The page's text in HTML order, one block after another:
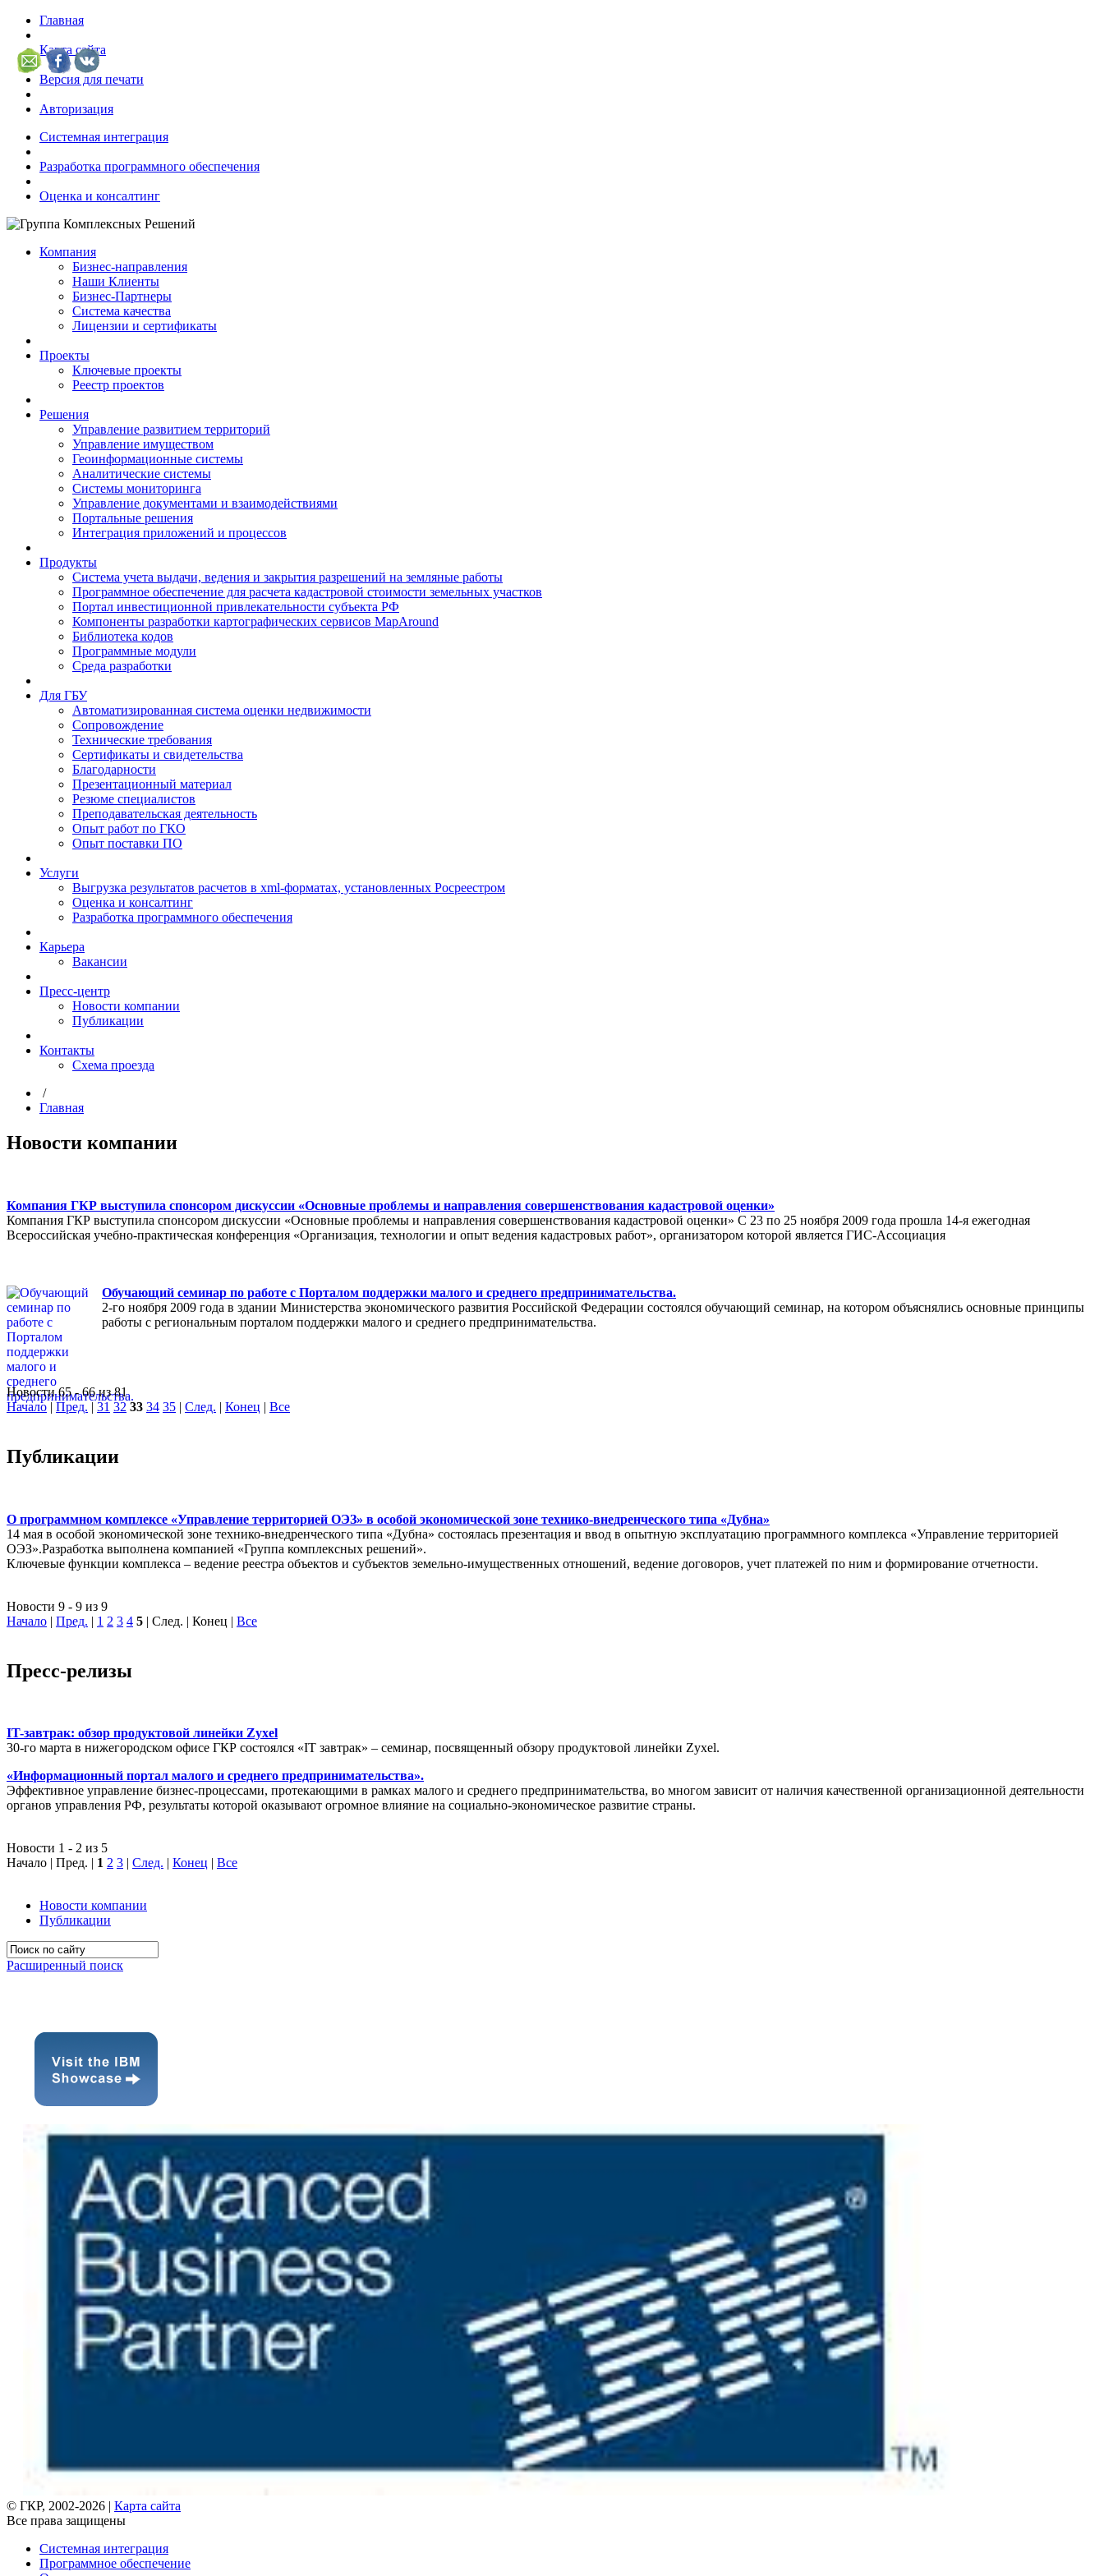
Главная
Карта сайта
Версия для печати
Авторизация
Системная интеграция
Разработка программного обеспечения
Оценка и консалтинг
Компания
Бизнес-направления
Наши Клиенты
Бизнес-Партнеры
Система качества
Лицензии и сертификаты
Проекты
Ключевые проекты
Реестр проектов
Решения
Управление развитием территорий
Управление имуществом
Геоинформационные системы
Аналитические системы
Системы мониторинга
Управление документами и взаимодействиями
Портальные решения
Интеграция приложений и процессов
Продукты
Система учета выдачи, ведения и закрытия разрешений на земляные работы
Программное обеспечение для расчета кадастровой стоимости земельных участков
Портал инвестиционной привлекательности субъекта РФ
Компоненты разработки картографических сервисов MapAround
Библиотека кодов
Программные модули
Среда разработки
Для ГБУ
Автоматизированная система оценки недвижимости
Сопровождение
Технические требования
Сертификаты и свидетельства
Благодарности
Презентационный материал
Резюме специалистов
Преподавательская деятельность
Опыт работ по ГКО
Опыт поставки ПО
Услуги
Выгрузка результатов расчетов в xml-форматах, установленных Росреестром
Оценка и консалтинг
Разработка программного обеспечения
Карьера
Вакансии
Пресс-центр
Новости компании
Публикации
Контакты
Схема проезда
/
Главная
Новости компании
Компания ГКР выступила спонсором дискуссии «Основные проблемы и направления совершенствования кадастровой оценки»
Компания ГКР выступила спонсором дискуссии «Основные проблемы и направления совершенствования кадастровой оценки» С 23 по 25 ноября 2009 года прошла 14-я ежегодная
Всероссийская учебно-практическая конференция «Организация, технологии и опыт ведения кадастровых работ», организатором которой является ГИС-Ассоциация
Обучающий семинар по работе с Порталом поддержки малого и среднего предпринимательства.
2-го ноября 2009 года в здании Министерства экономического развития Российской Федерации состоялся обучающий семинар, на котором объяснялись основные принципы
работы с региональным порталом поддержки малого и среднего предпринимательства.
Новости 65 - 66 из 81
Начало | Пред. | 31 32 33 34 35 | След. | Конец | Все
Публикации
О программном комплексе «Управление территорией ОЭЗ» в особой экономической зоне технико-внедренческого типа «Дубна»
14 мая в особой экономической зоне технико-внедренческого типа «Дубна» состоялась презентация и ввод в опытную эксплуатацию программного комплекса «Управление территорией
ОЭЗ».Разработка выполнена компанией «Группа комплексных решений».
Ключевые функции комплекса – ведение реестра объектов и субъектов земельно-имущественных отношений, ведение договоров, учет платежей по ним и формирование отчетности.
Новости 9 - 9 из 9
Начало | Пред. | 1 2 3 4 5 | След. | Конец | Все
Пресс-релизы
IT-завтрак: обзор продуктовой линейки Zyxel
30-го марта в нижегородском офисе ГКР состоялся «IT завтрак» – семинар, посвященный обзору продуктовой линейки Zyxel.
«Информационный портал малого и среднего предпринимательства».
Эффективное управление бизнес-процессами, протекающими в рамках малого и среднего предпринимательства, во многом зависит от наличия качественной организационной деятельности
органов управления РФ, результаты которой оказывают огромное влияние на социально-экономическое развитие страны.
Новости 1 - 2 из 5
Начало | Пред. | 1 2 3 | След. | Конец | Все
Новости компании
Публикации
Расширенный поиск
© ГКР, 2002-2026 | Карта сайта
Все права защищены
Системная интеграция
Программное обеспечение